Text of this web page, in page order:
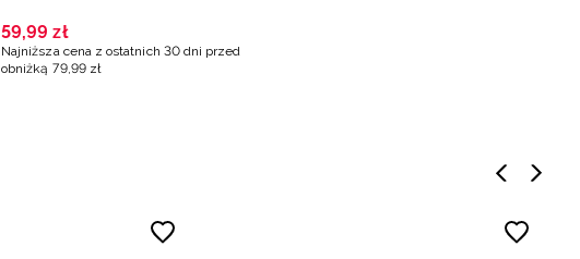
59,99 zł
Najniższa cena z ostatnich 30 dni przed
obniżką 79,99 zł